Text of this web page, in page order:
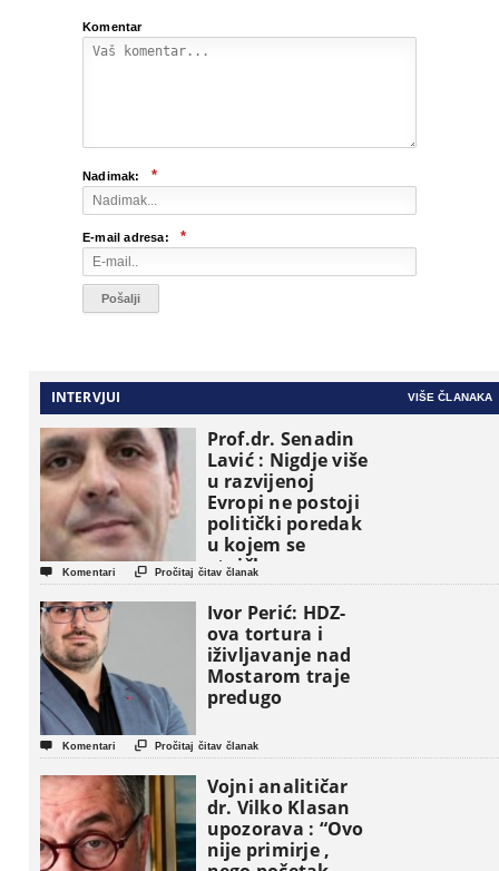
Komentar
Nadimak: *
E-mail adresa: *
INTERVJUI VIŠE ČLANAKA
Prof.dr. Senadin
Lavić : Nigdje više
u razvijenoj
Evropi ne postoji
politički poredak
u kojem se
etničke grupe
pojavljuju kao
osnovne
političke jedinice
 Komentari  Pročitaj čitav članak
Ivor Perić: HDZ-
ova tortura i
iživljavanje nad
Mostarom traje
predugo
 Komentari  Pročitaj čitav članak
Vojni analitičar
dr. Vilko Klasan
upozorava : “Ovo
nije primirje ,